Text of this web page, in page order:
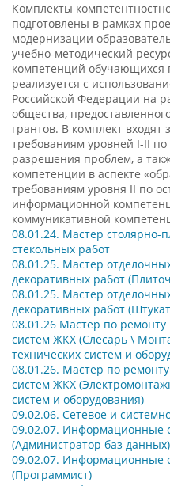
Комплекты
подготовлены в рамках
модернизации
учебно-методический
компетенций
реализуется с
Российской Федерации на
общества,
грантов. В комплект
требованиям уровней I-II
разрешения проблем, а
компетенции в аспекте
требованиям уровня II по
информационной
коммуникативной
08.01.24. Мастер столярно-
стекольных работ
08.01.25. Мастер
декоративных работ
08.01.25. Мастер
декоративных работ
08.01.26 Мастер по
систем ЖКХ (Слесарь \
технических систем и
08.01.26. Мастер по
систем ЖКХ
систем и оборудования)
09.02.06. Сетевое и
09.02.07. Информационные
(Администратор баз данных)
09.02.07. Информационные
(Программист)